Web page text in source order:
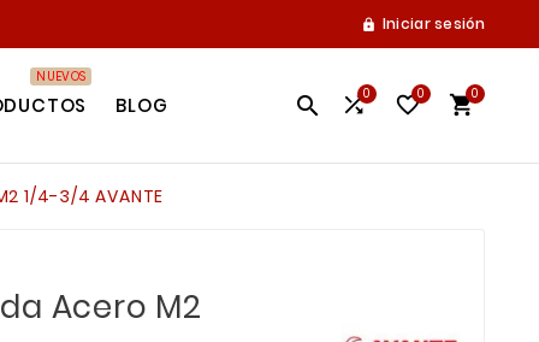
 Iniciar sesión
NUEVOS
BLOG  0 0 0
1/4-3/4 AVANTE
Acero M2